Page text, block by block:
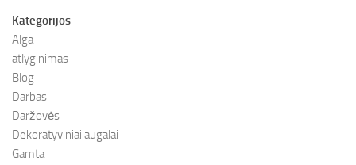
Kategorijos
Alga
atlyginimas
Blog
Darbas
Daržovės
Dekoratyviniai augalai
Gamta